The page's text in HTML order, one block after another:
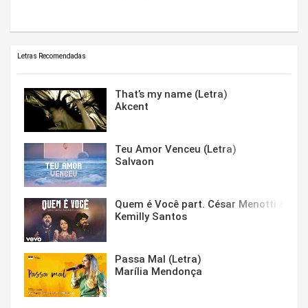
Letras Recomendadas
That’s my name (Letra)
Akcent
Teu Amor Venceu (Letra)
Salvaon
Quem é Você part. César Menotti &
Kemilly Santos
Passa Mal (Letra)
Marília Mendonça